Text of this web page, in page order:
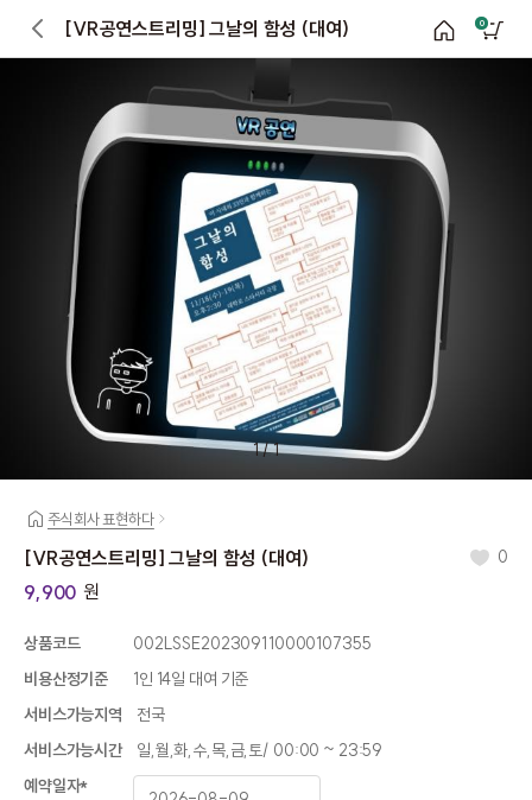
[VR공연스트리밍] 그날의 함성 (대여) 0
1/1
주식회사 표현하다
[VR공연스트리밍] 그날의 함성 (대여) 0
9,900 원
상품코드
002LSSE202309110000107355
비용산정기준
1인 14일 대여 기준
서비스가능지역
전국
서비스가능시간
일,월,화,수,목,금,토/ 00:00 ~ 23:59
예약일자*